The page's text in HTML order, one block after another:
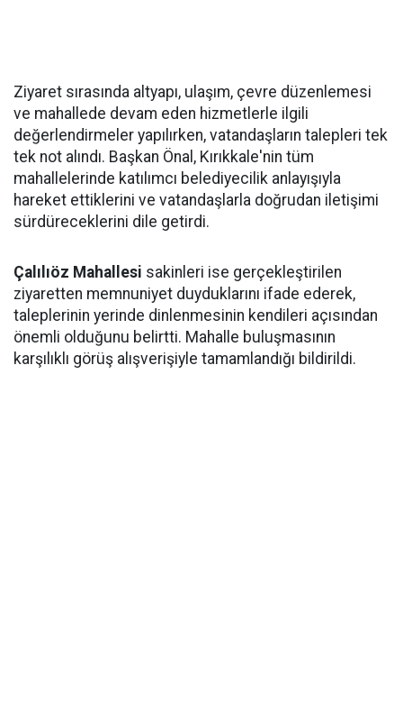
Ziyaret sırasında altyapı, ulaşım, çevre düzenlemesi
ve mahallede devam eden hizmetlerle ilgili
değerlendirmeler yapılırken, vatandaşların talepleri tek
tek not alındı. Başkan Önal, Kırıkkale'nin tüm
mahallelerinde katılımcı belediyecilik anlayışıyla
hareket ettiklerini ve vatandaşlarla doğrudan iletişimi
sürdüreceklerini dile getirdi.
Çalılıöz Mahallesi sakinleri ise gerçekleştirilen
ziyaretten memnuniyet duyduklarını ifade ederek,
taleplerinin yerinde dinlenmesinin kendileri açısından
önemli olduğunu belirtti. Mahalle buluşmasının
karşılıklı görüş alışverişiyle tamamlandığı bildirildi.